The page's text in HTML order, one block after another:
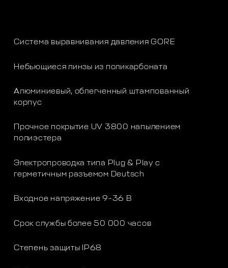
Система выравнивания давления GORE
Небьющиеся линзы из поликарбоната
Алюминиевый, облегченный штампованный
корпус
Прочное покрытие UV 3800 напылением
полиэстера
Электропроводка типа Plug & Play с
герметичным разъемом Deutsch
Входное напряжение 9-36 В
Срок службы более 50 000 часов
Степень защиты IP68